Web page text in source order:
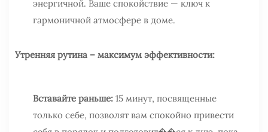
энергичной. Ваше спокойствие — ключ к
гармоничной атмосфере в доме.
Утренняя рутина – максимум эффективности:
Вставайте раньше: 15 минут, посвященные
только себе, позволят вам спокойно привести